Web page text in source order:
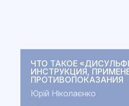
ЧТО ТАКОЕ
ИНСТРУКЦИЯ,
ПРОТИВОПОКАЗАНИЯ
Юрій Ніколаєнко